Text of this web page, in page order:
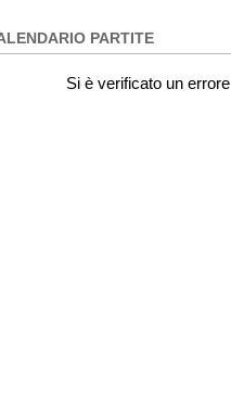
PARTITE
Si è verificato un errore